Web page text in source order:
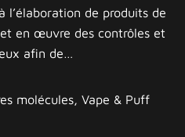
l’élaboration de produits de
en œuvre des contrôles et
afin de…
molécules Vape & Puff